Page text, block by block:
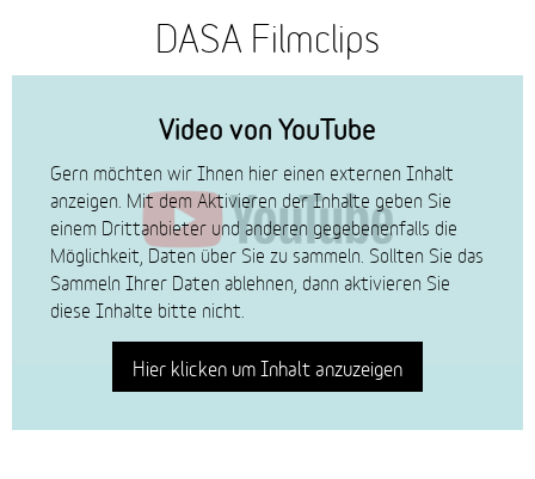
DASA Filmclips
Video von YouTube
Gern möchten wir Ihnen hier einen externen Inhalt
anzeigen. Mit dem Aktivieren der Inhalte geben Sie
einem Drittanbieter und anderen gegebenenfalls die
Möglichkeit, Daten über Sie zu sammeln. Sollten Sie das
Sammeln Ihrer Daten ablehnen, dann aktivieren Sie
diese Inhalte bitte nicht.
Hier klicken um Inhalt anzuzeigen